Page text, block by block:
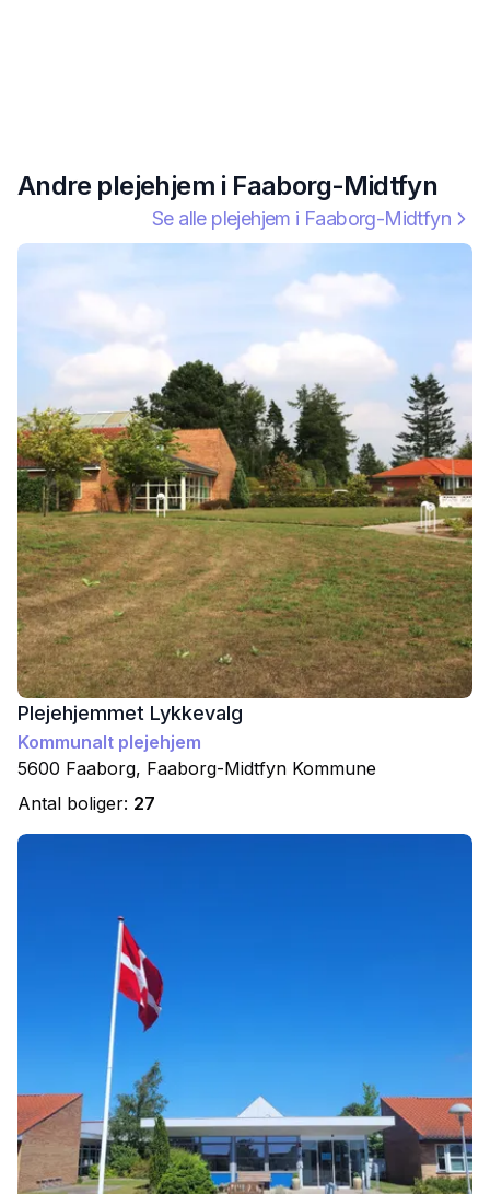
Andre plejehjem i Faaborg-Midtfyn
Se alle plejehjem i Faaborg-Midtfyn
Plejehjemmet Lykkevalg
Kommunalt plejehjem
5600 Faaborg, Faaborg-Midtfyn Kommune
Antal boliger: 27